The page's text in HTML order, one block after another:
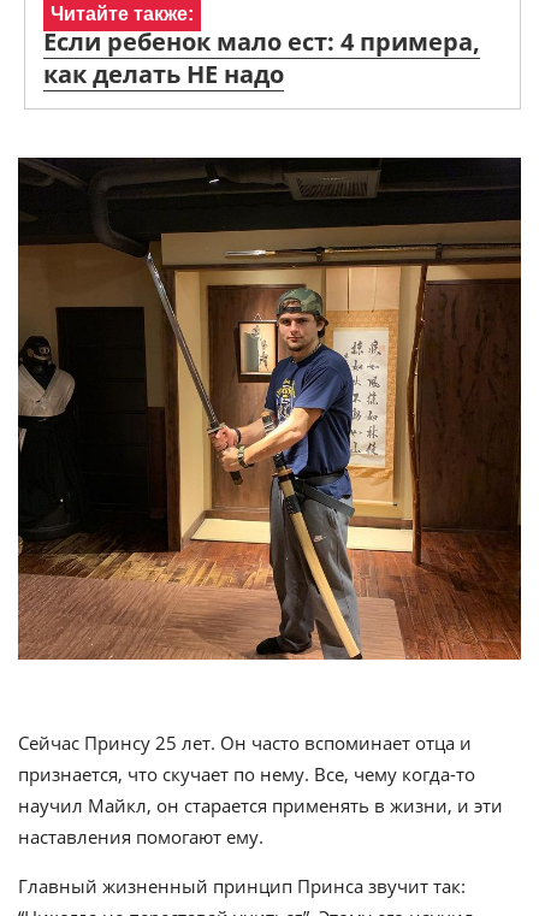
Читайте также:
Если ребенок мало ест: 4 примера,
как делать НЕ надо
Сейчас Принсу 25 лет. Он часто вспоминает отца и
признается, что скучает по нему. Все, чему когда-то
научил Майкл, он старается применять в жизни, и эти
наставления помогают ему.
Главный жизненный принцип Принса звучит так: